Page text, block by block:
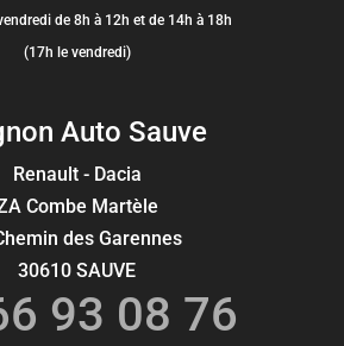
de 8h à 12h et de 14h à 18h
(17h le vendredi)
Auto Sauve
Renault - Dacia
Combe Martèle
des Garennes
30610 SAUVE
93 08 76